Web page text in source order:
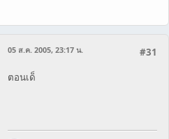
#31
05 ส.ค. 2005, 23:17 น.
ตอนเด็